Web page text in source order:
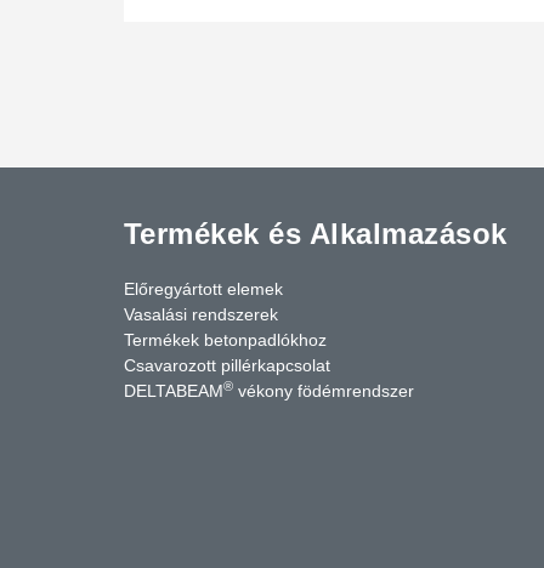
Termékek és Alkalmazások
Előregyártott elemek
Vasalási rendszerek
Termékek betonpadlókhoz
Csavarozott pillérkapcsolat
DELTABEAM® vékony födémrendszer